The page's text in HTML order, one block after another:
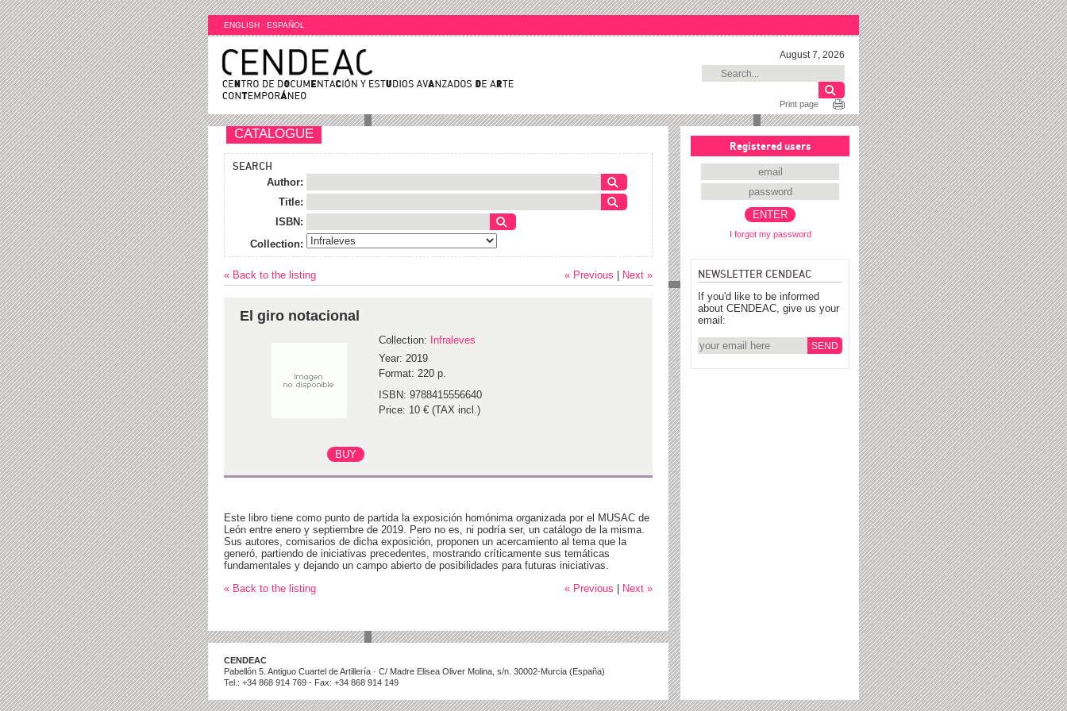
ENGLISH · ESPAÑOL
August 7, 2026
Print page
Registered users
I forgot my password
NEWSLETTER CENDEAC
If you'd like to be informed
about CENDEAC, give us your
email:
CATALOGUE
SEARCH
Author:
Title:
ISBN:
Collection:
« Back to the listing Next »
« Previous
El giro notacional
Collection: Infraleves
Year: 2019
Format: 220 p.
ISBN: 9788415556640
Price: 10 € (TAX incl.)
Este libro tiene como punto de partida la exposición homónima organizada por el MUSAC de
León entre enero y septiembre de 2019. Pero no es, ni podría ser, un catálogo de la misma.
Sus autores, comisarios de dicha exposición, proponen un acercamiento al tema que la
generó, partiendo de iniciativas precedentes, mostrando críticamente sus temáticas
fundamentales y dejando un campo abierto de posibilidades para futuras iniciativas.
« Back to the listing
Next »
« Previous
CENDEAC
Pabellón 5. Antiguo Cuartel de Artillería · C/ Madre Elisea Oliver Molina, s/n. 30002-Murcia (España)
Tel.: +34 868 914 769 - Fax: +34 868 914 149